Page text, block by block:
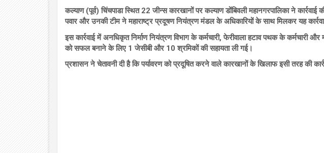
कल्याण (पूर्व) चिंचपाडा स्थित 22 जीन्स कारखानों पर कल्याण डोंबिवली महानगरपालिका ने
पवार और उनकी टीम ने महाराष्ट्र प्रदूषण नियंत्रण मंडल के अधिकारियों के साथ मिलकर यह
इस कार्रवाई में अनधिकृत निर्माण नियंत्रण विभाग के कर्मचारी, फेरीवाला हटाव पथक के कर्मचारी और
को सफल बनाने के लिए 1 जेसीबी और 10 श्रमिकों की सहायता ली गई।
प्रशासन ने चेतावनी दी है कि पर्यावरण को प्रदूषित करने वाले कारखानों के खिलाफ इसी तरह की